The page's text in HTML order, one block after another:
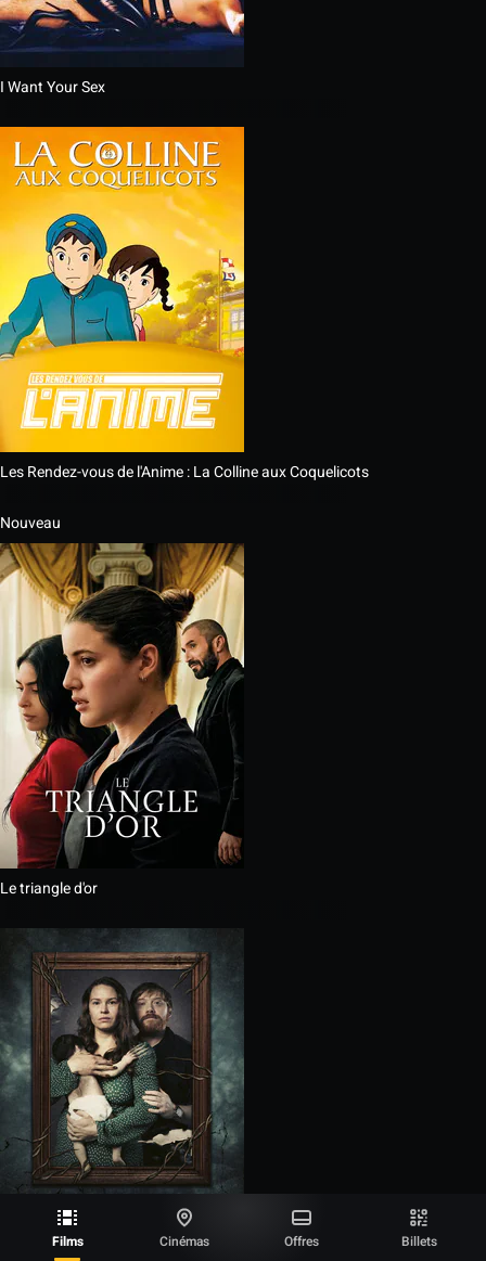
Films Cinémas Offres Billets
I Want Your Sex
Les Rendez-vous de l'Anime : La Colline aux Coquelicots
Nouveau
Le triangle d'or